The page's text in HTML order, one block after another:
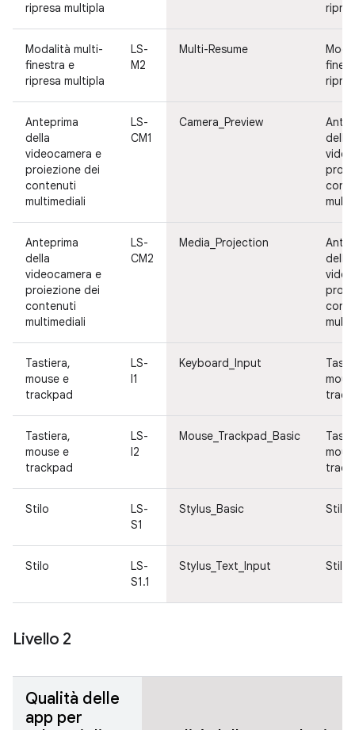
ripresa multipla
Modalità multi-
finestra e
ripresa multipla
LS-
M2
Multi-Resume
Anteprima
della
videocamera e
proiezione dei
contenuti
multimediali
LS-
CM1
Camera_Preview
della
Anteprima
della
videocamera e
proiezione dei
contenuti
multimediali
LS-
CM2
Media_Projection
della
Tastiera,
mouse e
trackpad
LS-
I1
Keyboard_Input
Tastiera,
mouse e
trackpad
LS-
I2
Mouse_Trackpad_Basic
Stilo
LS-
S1
Stylus_Basic Stilo
Stilo
LS-
S1.1
Stylus_Text_Input Stilo
Livello 2
Qualità delle
app per